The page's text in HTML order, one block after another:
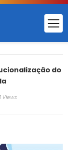
do
Views